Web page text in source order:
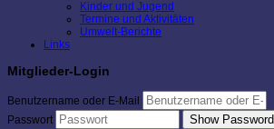
Kinder und Jugend
Termine und Aktivitäten
Umwelt-Berichte
Links
Mitglieder-Login
Benutzername oder E-Mail
Passwort
Show Password